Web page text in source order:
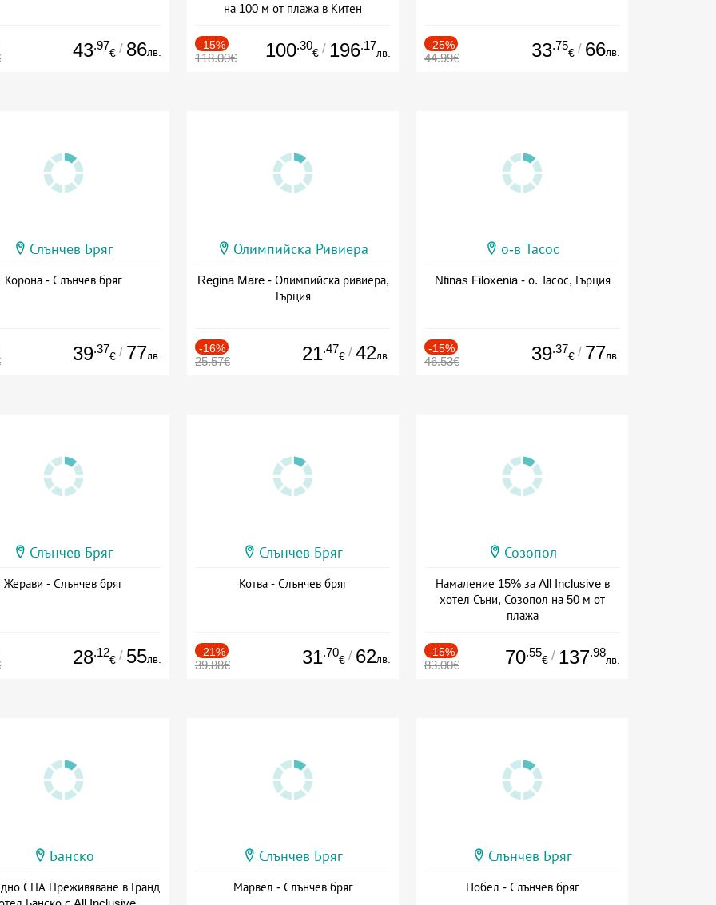
43.97
€ / 86лв.
на 100 м от плажа в Китен
-15%
118.00€ 100.30
€ / 196.17
лв.
-25%
44.99€ 33.75
€ / 66лв.
Слънчев Бряг
Корона - Слънчев бряг
39.37
€ / 77лв.
Олимпийска Ривиера
Regina Mare - Олимпийска ривиера,
Гърция
-16%
25.57€ 21.47
€ / 42лв.
о-в Тасос
Ntinas Filoxenia - о. Тасос, Гърция
-15%
46.53€ 39.37
€ / 77лв.
Слънчев Бряг
Жерави - Слънчев бряг
28.12
€ / 55лв.
Слънчев Бряг
Котва - Слънчев бряг
-21%
39.88€ 31.70
€ / 62лв.
Созопол
Намаление 15% за All Inclusive в
хотел Съни, Созопол на 50 м от
плажа
-15%
83.00€ 70.55
€ / 137.98
лв.
Банско
СПА Преживяване в Гранд
Слънчев Бряг
Марвел - Слънчев бряг
Слънчев Бряг
Нобел - Слънчев бряг